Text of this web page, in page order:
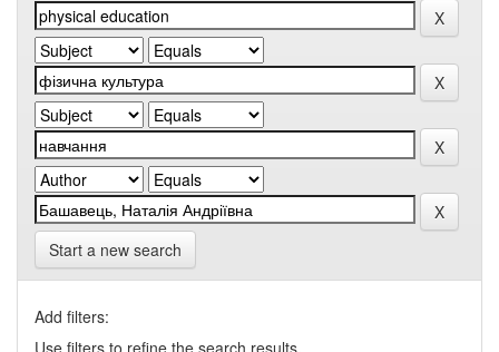
Start a new search
Add filters:
Use filters to refine the search results.